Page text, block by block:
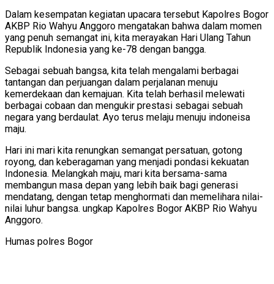
Dalam kesempatan kegiatan upacara tersebut Kapolres Bogor
AKBP Rio Wahyu Anggoro mengatakan bahwa dalam momen
yang penuh semangat ini, kita merayakan Hari Ulang Tahun
Republik Indonesia yang ke-78 dengan bangga.
Sebagai sebuah bangsa, kita telah mengalami berbagai
tantangan dan perjuangan dalam perjalanan menuju
kemerdekaan dan kemajuan. Kita telah berhasil melewati
berbagai cobaan dan mengukir prestasi sebagai sebuah
negara yang berdaulat. Ayo terus melaju menuju indoneisa
maju.
Hari ini mari kita renungkan semangat persatuan, gotong
royong, dan keberagaman yang menjadi pondasi kekuatan
Indonesia. Melangkah maju, mari kita bersama-sama
membangun masa depan yang lebih baik bagi generasi
mendatang, dengan tetap menghormati dan memelihara nilai-
nilai luhur bangsa. ungkap Kapolres Bogor AKBP Rio Wahyu
Anggoro.
Humas polres Bogor